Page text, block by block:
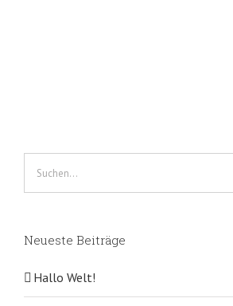
Neueste Beiträge
Hallo Welt!